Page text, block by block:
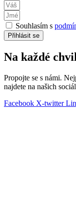
Souhlasím s
Přihlásit se
Na každé
Propojte se s námi.
najdete na našich
Facebook X-twitter